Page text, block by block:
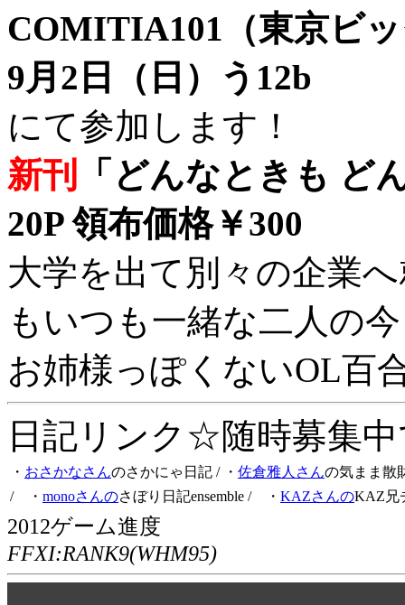
COMITIA101（東京ビ
9月2日（日）う12b
にて参加します！
新刊
「どんなときも ど
20P 領布価格￥300
大学を出て別々の企業
もいつも一緒な二人の
お姉様っぽくないOL百
日記リンク☆随時募集
・ おさかなさんのさかにゃ日記 / ・ 佐倉雅人さんの気まま散
/ ・ monoさんのさぼり日記ensemble / ・ KAZさんのKAZ兄
2012ゲーム進度
FFXI:RANK9(WHM95)